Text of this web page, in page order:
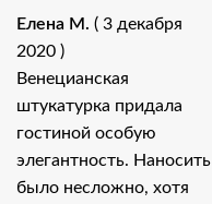
Елена М. ( 3 декабря
2020 )
Венецианская
штукатурка придала
гостиной особую
элегантность. Наносить
было несложно, хотя